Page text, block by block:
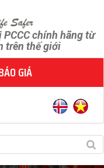
chính hãng từ
trên thế giới
GIÁ